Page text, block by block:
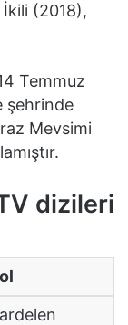
(2018),
Temmuz
şehrinde
Mevsimi
dizileri